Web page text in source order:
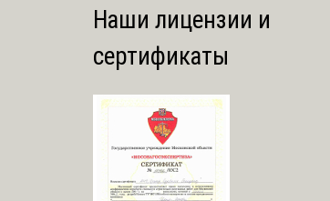
Наши лицензии и
сертификаты